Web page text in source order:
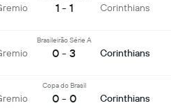
1 - 1 Corinthians
Brasileirão Série A
0 - 3 Corinthians
Copa do Brasil
0 - 0 Corinthians